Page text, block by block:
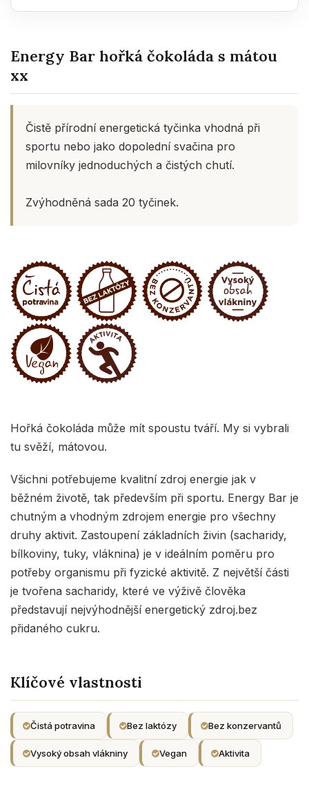
Energy Bar hořká čokoláda s mátou
xx
Čistě přírodní energetická tyčinka vhodná při
sportu nebo jako dopolední svačina pro
milovníky jednoduchých a čistých chutí.
Zvýhodněná sada 20 tyčinek.
Hořká čokoláda může mít spoustu tváří. My si vybrali
tu svěží, mátovou.
Všichni potřebujeme kvalitní zdroj energie jak v
běžném životě, tak především při sportu. Energy Bar je
chutným a vhodným zdrojem energie pro všechny
druhy aktivit. Zastoupení základních živin (sacharidy,
bílkoviny, tuky, vláknina) je v ideálním poměru pro
potřeby organismu při fyzické aktivitě. Z největší části
je tvořena sacharidy, které ve výživě člověka
představují nejvýhodnější energetický zdroj.bez
přidaného cukru.
Klíčové vlastnosti
Čistá potravina Bez laktózy Bez konzervantů
Vysoký obsah vlákniny Vegan Aktivita